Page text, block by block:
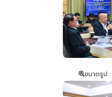
ขนาดรูป :